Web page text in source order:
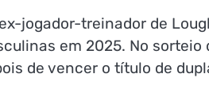
jogador-treinador de
em 2025. No
de vencer o título de